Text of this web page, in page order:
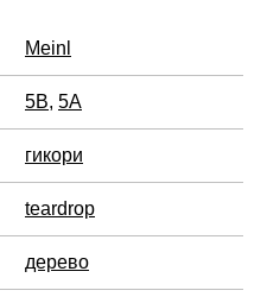
Meinl
5B, 5A
гикори
teardrop
дерево